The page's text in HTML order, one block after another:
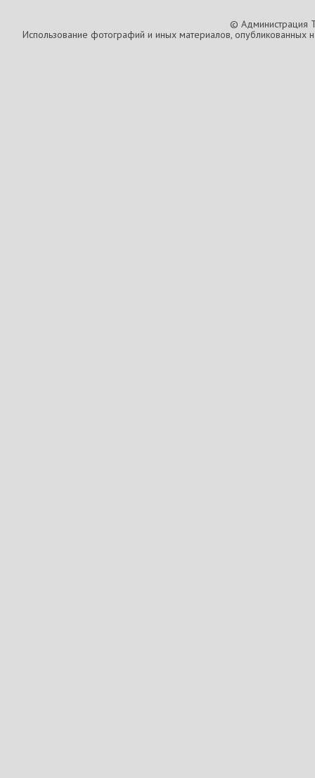
© Администрация
Использование фотографий и иных материалов, опубликованных